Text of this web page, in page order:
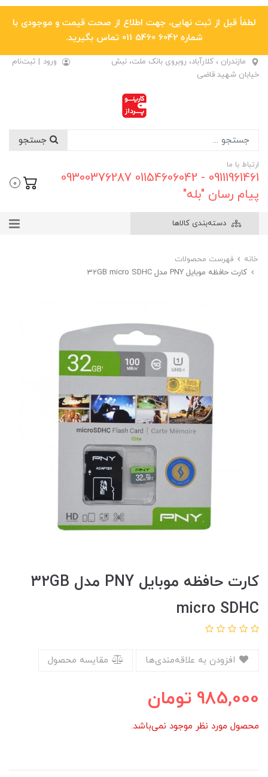
لطفاً قبل از ثبت نهایی، جهت اطلاع از صحت قیمت و موجودی با
شماره 6042 5460 011 تماس بگیرید.
مازندران ، کلارآباد، روبروی بانک ملت، نبش
خیابان شهید قاضی
ورود | ثبت‌نام
ارتباط با ما
09111961461 - 01154606042 09300376287
پیام رسان "بله"
0
دسته‌بندی کالاها
خانه
فهرست محصولات
کارت حافظه موبایل PNY مدل 32GB micro SDHC
کارت حافظه موبایل PNY مدل 32GB
micro SDHC
مقایسه محصول
985,000 تومان
محصول مورد نظر موجود نمی‌باشد.